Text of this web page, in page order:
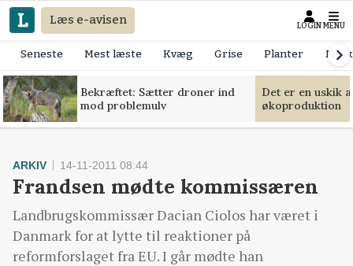
Læs e-avisen LOGIN MENU
Seneste Mest læste Kvæg Grise Planter
Bekræftet: Sætter droner ind
mod problemulv
Det er en uskik
økoproduktion
ARKIV 14-11-2011 08:44
Frandsen mødte kommissæren
Landbrugskommissær Dacian Ciolos har været i
Danmark for at lytte til reaktioner på
reformforslaget fra EU. I går mødte han